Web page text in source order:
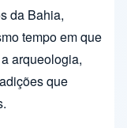
da Bahia,
tempo em que
arqueologia,
que